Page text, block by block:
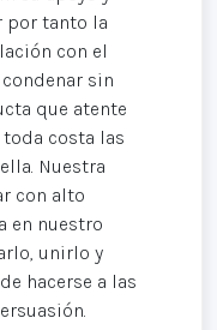
por tanto la
con el
sin
que atente
costa las
Nuestra
con alto
en nuestro
unirlo y
hacerse a las